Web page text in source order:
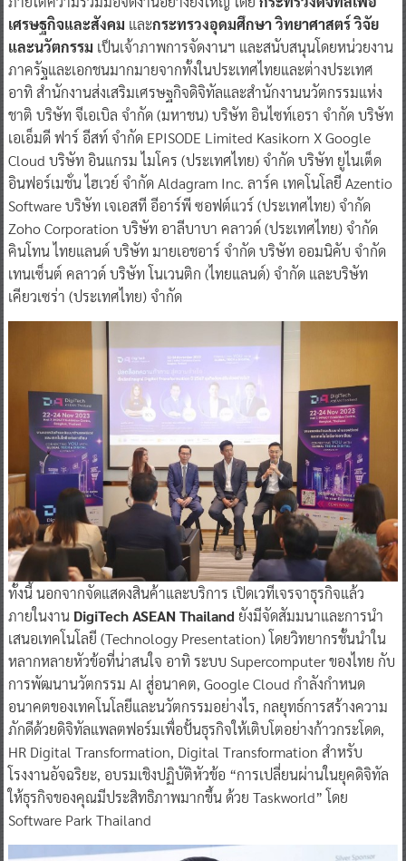
เศรษฐกิจและสังคม และกระทรวงอุดมศึกษา วิทยาศาสตร์ วิจัย
และนวัตกรรม เป็นเจ้าภาพการจัดงานฯ และสนับสนุนโดยหน่วยงาน
ภาครัฐและเอกชนมากมายจากทั้งในประเทศไทยและต่างประเทศ
อาทิ สำนักงานส่งเสริมเศรษฐกิจดิจิทัลและสำนักงานนวัตกรรมแห่ง
ชาติ บริษัท จีเอเบิล จำกัด (มหาชน) บริษัท อินไซท์เอรา จำกัด บริษัท
เอเอ็มดี ฟาร์ อีสท์ จำกัด EPISODE Limited Kasikorn X Google
Cloud บริษัท อินแกรม ไมโคร (ประเทศไทย) จำกัด บริษัท ยูไนเต็ด
อินฟอร์เมชั่น ไฮเวย์ จำกัด Aldagram Inc. ลาร์ค เทคโนโลยี Azentio
Software บริษัท เจเอสที อีอาร์พี ซอฟต์แวร์ (ประเทศไทย) จำกัด
Zoho Corporation บริษัท อาลีบาบา คลาวด์ (ประเทศไทย) จำกัด
คินโทน ไทยแลนด์ บริษัท มายเอชอาร์ จำกัด บริษัท ออมนิคับ จำกัด
เทนเซ็นต์ คลาวด์ บริษัท โนเวนติก (ไทยแลนด์) จำกัด และบริษัท
เคียวเซร่า (ประเทศไทย) จำกัด
ทั้งนี้ นอกจากจัดแสดงสินค้าและบริการ เปิดเวทีเจรจาธุรกิจแล้ว
ภายในงาน DigiTech ASEAN Thailand ยังมีจัดสัมมนาและการนำ
เสนอเทคโนโลยี (Technology Presentation) โดยวิทยากรชั้นนำใน
หลากหลายหัวข้อที่น่าสนใจ อาทิ ระบบ Supercomputer ของไทย กับ
การพัฒนานวัตกรรม AI สู่อนาคต, Google Cloud กำลังกำหนด
อนาคตของเทคโนโลยีและนวัตกรรมอย่างไร, กลยุทธ์การสร้างความ
ภักดีด้วยดิจิทัลแพลตฟอร์มเพื่อปั้นธุรกิจให้เติบโตอย่างก้าวกระโดด,
HR Digital Transformation, Digital Transformation สำหรับ
โรงงานอัจฉริยะ, อบรมเชิงปฏิบัติหัวข้อ “การเปลี่ยนผ่านในยุคดิจิทัล
ให้ธุรกิจของคุณมีประสิทธิภาพมากขึ้น ด้วย Taskworld” โดย
Software Park Thailand